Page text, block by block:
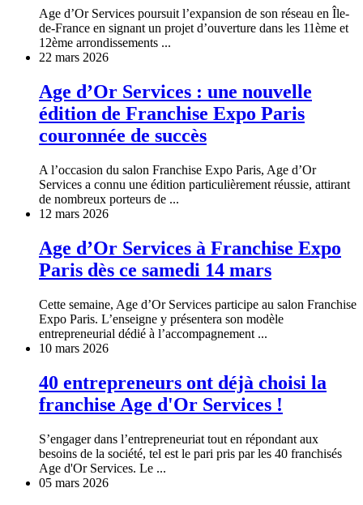
Age d’Or Services poursuit l’expansion de son réseau en Île-
de-France en signant un projet d’ouverture dans les 11ème et
12ème arrondissements ...
22 mars 2026
Age d’Or Services : une nouvelle
édition de Franchise Expo Paris
couronnée de succès
A l’occasion du salon Franchise Expo Paris, Age d’Or
Services a connu une édition particulièrement réussie, attirant
de nombreux porteurs de ...
12 mars 2026
Age d’Or Services à Franchise Expo
Paris dès ce samedi 14 mars
Cette semaine, Age d’Or Services participe au salon Franchise
Expo Paris. L’enseigne y présentera son modèle
entrepreneurial dédié à l’accompagnement ...
10 mars 2026
40 entrepreneurs ont déjà choisi la
franchise Age d'Or Services !
S’engager dans l’entrepreneuriat tout en répondant aux
besoins de la société, tel est le pari pris par les 40 franchisés
Age d'Or Services. Le ...
05 mars 2026